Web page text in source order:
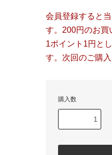
会員登録すると
す。200円のお買
1ポイント1円と
す。次回のご購
購入数